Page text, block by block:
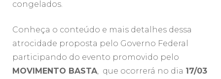
congelados.
Conheça o conteúdo e mais detalhes dessa
atrocidade proposta pelo Governo Federal
participando do evento promovido pelo
MOVIMENTO BASTA, que ocorrerá no dia 17/03